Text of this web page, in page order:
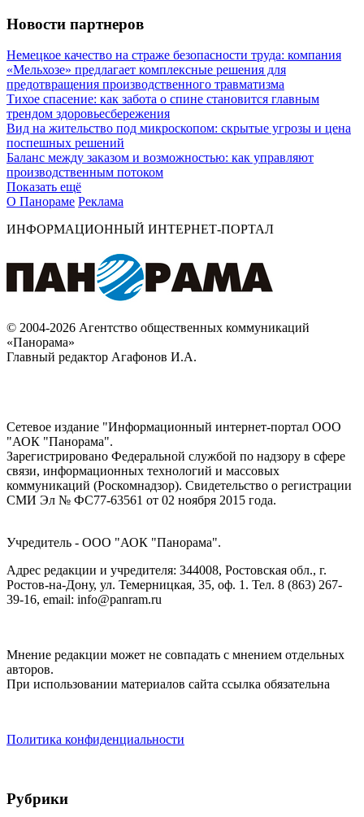
Новости партнеров
Немецкое качество на страже безопасности труда: компания
«Мельхозе» предлагает комплексные решения для
предотвращения производственного травматизма
Тихое спасение: как забота о спине становится главным
трендом здоровьесбережения
Вид на жительство под микроскопом: скрытые угрозы и цена
поспешных решений
Баланс между заказом и возможностью: как управляют
производственным потоком
Показать ещё
О Панораме Реклама
ИНФОРМАЦИОННЫЙ ИНТЕРНЕТ-ПОРТАЛ
© 2004-2026 Агентство общественных коммуникаций
«Панорама»
Главный редактор Агафонов И.А.
Сетевое издание "Информационный интернет-портал ООО
"АОК "Панорама".
Зарегистрировано Федеральной службой по надзору в сфере
связи, информационных технологий и массовых
коммуникаций (Роскомнадзор). Cвидетельство о регистрации
СМИ Эл № ФС77-63561 от 02 ноября 2015 года.
Учредитель - ООО "АОК "Панорама".
Адрес редакции и учредителя: 344008, Ростовская обл., г.
Ростов-на-Дону, ул. Темерницкая, 35, оф. 1. Тел. 8 (863) 267-
39-16, email: info@panram.ru
Мнение редакции может не совпадать с мнением отдельных
авторов.
При использовании материалов сайта ссылка обязательна
Политика конфиденциальности
Рубрики